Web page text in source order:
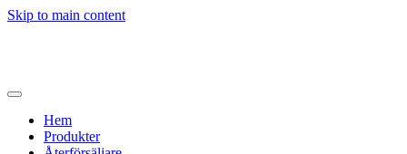
Skip to main content
Hem
Produkter